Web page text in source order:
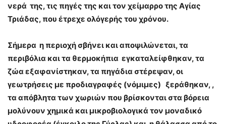
νερά της, τις πηγές της και τον χείμαρρο της Αγίας
Τριάδας, που έτρεχε ολόγερής του χρόνου.
Σήμερα η περιοχή σβήνει και αποψιλώνεται, τα
περιβόλια και τα θερμοκήπια εγκαταλείφθηκαν, τα
ζώα εξαφανίστηκαν, τα πηγάδια στέρεψαν, οι
γεωτρήσεις με προδιαγραφές (νόμιμες) ξεράθηκαν, ,
τα απόβλητα των χωριών που βρίσκονται στα βόρεια
μολύνουν χημικά και μικροβιολογικά τον μοναδικό